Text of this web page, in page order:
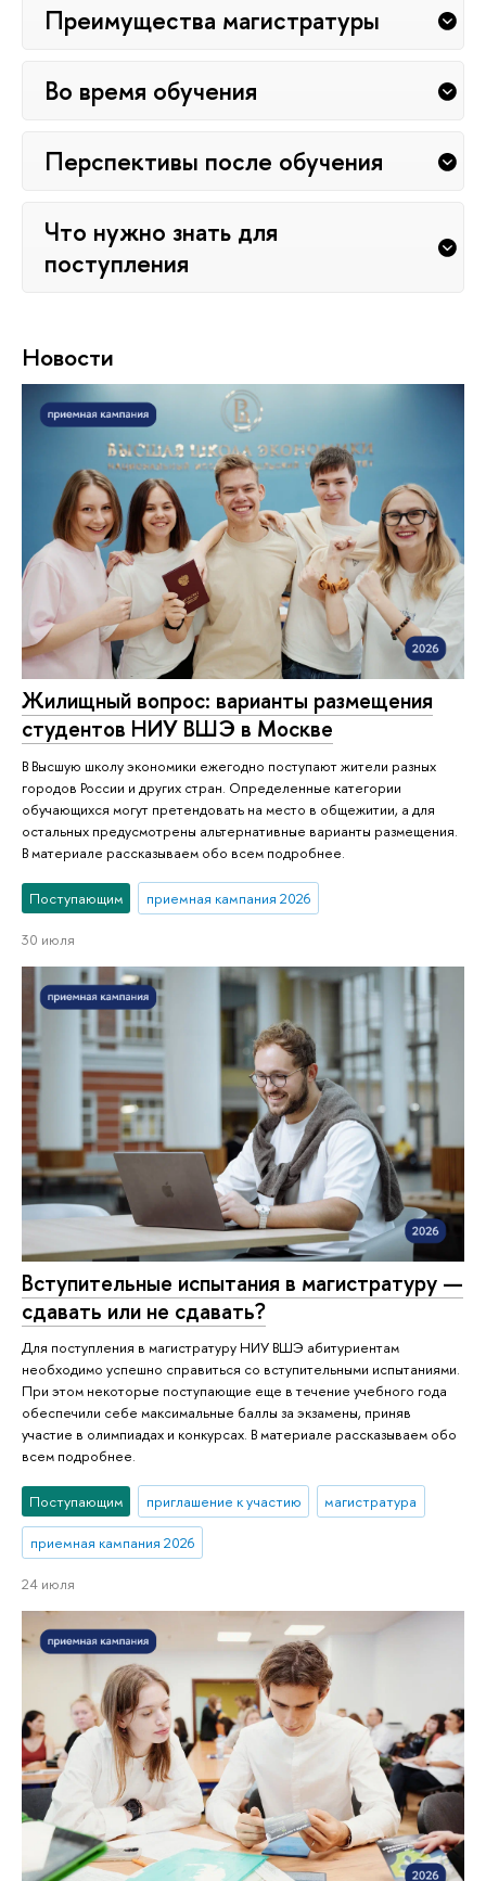
Преимущества магистратуры
Во время обучения
Перспективы после обучения
Что нужно знать для
поступления
Новости
Жилищный вопрос: варианты размещения
студентов НИУ ВШЭ в Москве
В Высшую школу экономики ежегодно поступают жители разных
городов России и других стран. Определенные категории
обучающихся могут претендовать на место в общежитии, а для
остальных предусмотрены альтернативные варианты размещения.
В материале рассказываем обо всем подробнее.
Поступающим приемная кампания 2026
30 июля
Вступительные испытания в магистратуру —
сдавать или не сдавать?
Для поступления в магистратуру НИУ ВШЭ абитуриентам
необходимо успешно справиться со вступительными испытаниями.
При этом некоторые поступающие еще в течение учебного года
обеспечили себе максимальные баллы за экзамены, приняв
участие в олимпиадах и конкурсах. В материале рассказываем обо
всем подробнее.
Поступающим приглашение к участию магистратура
приемная кампания 2026
24 июля